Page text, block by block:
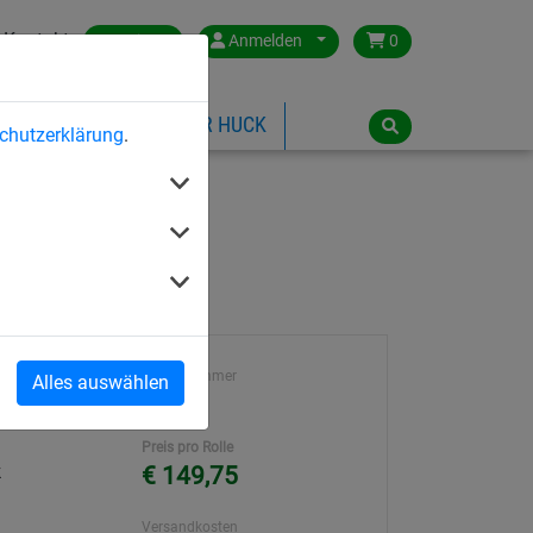
.
Alles auswählen
Kontakt Austria Anmelden 0
ÜBER HUCK
Artikelnummer
38040
Preis pro Rolle
€ 149,75
Versandkosten